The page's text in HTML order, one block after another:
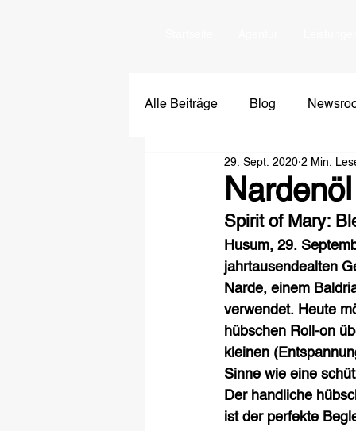
Alle Beiträge Blog
29. Sept. 2020 2 Min.
Spirit of Mary:
Husum, 29.
jahrtausendealten
Narde, einem
verwendet. Heute
hübschen Roll-on
kleinen
Sinne wie eine
Der handliche
ist der perfekte